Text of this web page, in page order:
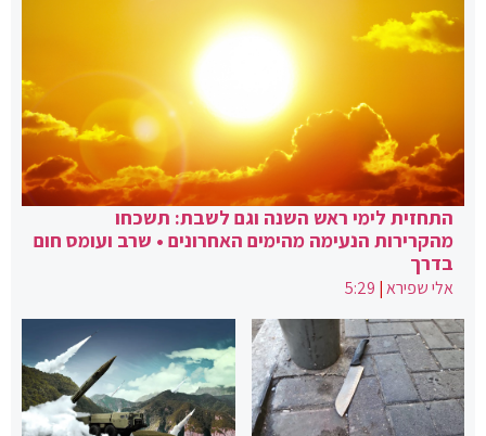
התחזית לימי ראש השנה וגם לשבת: תשכחו
מהקרירות הנעימה מהימים האחרונים • שרב ועומס חום
בדרך
אלי שפירא|
5:29